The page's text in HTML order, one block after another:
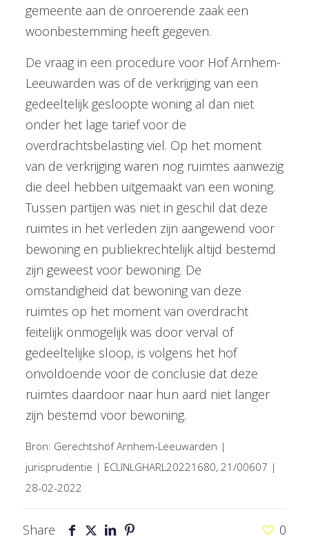
gemeente aan de onroerende zaak een
woonbestemming heeft gegeven.
De vraag in een procedure voor Hof Arnhem-
Leeuwarden was of de verkrijging van een
gedeeltelijk gesloopte woning al dan niet
onder het lage tarief voor de
overdrachtsbelasting viel. Op het moment
van de verkrijging waren nog ruimtes aanwezig
die deel hebben uitgemaakt van een woning.
Tussen partijen was niet in geschil dat deze
ruimtes in het verleden zijn aangewend voor
bewoning en publiekrechtelijk altijd bestemd
zijn geweest voor bewoning. De
omstandigheid dat bewoning van deze
ruimtes op het moment van overdracht
feitelijk onmogelijk was door verval of
gedeeltelijke sloop, is volgens het hof
onvoldoende voor de conclusie dat deze
ruimtes daardoor naar hun aard niet langer
zijn bestemd voor bewoning.
Bron: Gerechtshof Arnhem-Leeuwarden |
jurisprudentie | ECLINLGHARL20221680, 21/00607 |
28-02-2022
Share 0